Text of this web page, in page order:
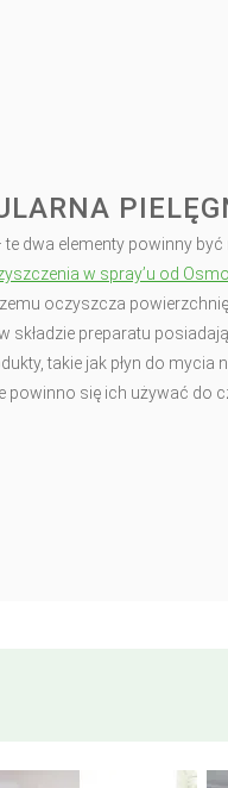
dwa elementy powinny
w spray’u od Osmo.
oczyszcza
składzie preparatu
takie jak płyn do
powinno się ich używać do